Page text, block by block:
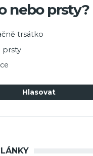
nebo prsty?
trsátko
prsty